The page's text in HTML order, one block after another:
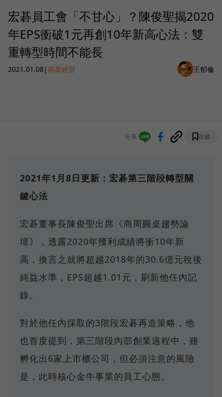
宏碁員工會「不甘心」？陳俊聖揭2020
年EPS衝破1元再創10年新高心法：雙
重轉型時間不能長
2021.01.08|商業經營 王郁倫
分享 收藏
2021年1月8日更新：宏碁第三階段轉型關
鍵心法
宏碁董事長陳俊聖出席《商周圓桌趨勢論
壇》，透露2020年獲利成績將衝10年新
高，換言之就將超越2018年的30.6億元稅後
純益水準，EPS超越1.01元，刷新他任內記
錄。
對於他任內採取的3階段宏碁再造策略，他
也首度提到，第三階段內部創業過程中，雖
孵化出6家上市櫃公司，但必須注意的風險
是，此時核心金牛事業的員工心態。